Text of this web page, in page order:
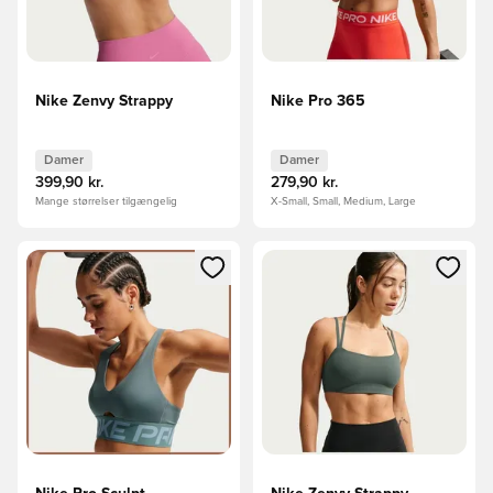
Nike Zenvy Strappy
Damer
399,90 kr.
Mange størrelser tilgængelig
Nike Pro 365
Damer
279,90 kr.
X-Small, Small, Medium, Large
Åbner en Modal til at logge ind eller tilmelde dig som
Åbner en Modal til at logge